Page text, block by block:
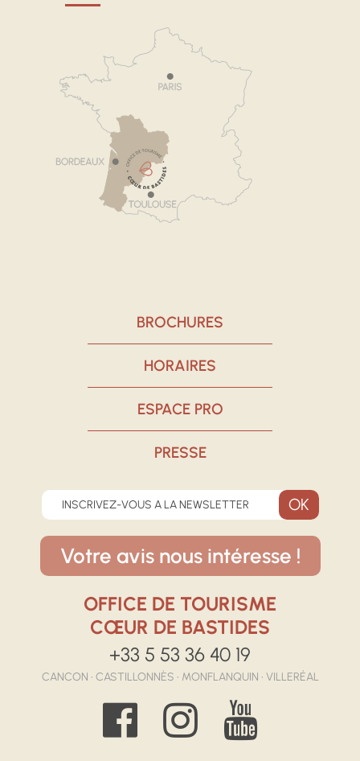
BROCHURES
HORAIRES
ESPACE PRO
PRESSE
INSCRIVEZ-VOUS A LA NEWSLETTER
Votre avis nous intéresse !
OFFICE DE TOURISME
CŒUR DE BASTIDES
+33 5 53 36 40 19
CANCON • CASTILLONNÈS • MONFLANQUIN • VILLERÉAL